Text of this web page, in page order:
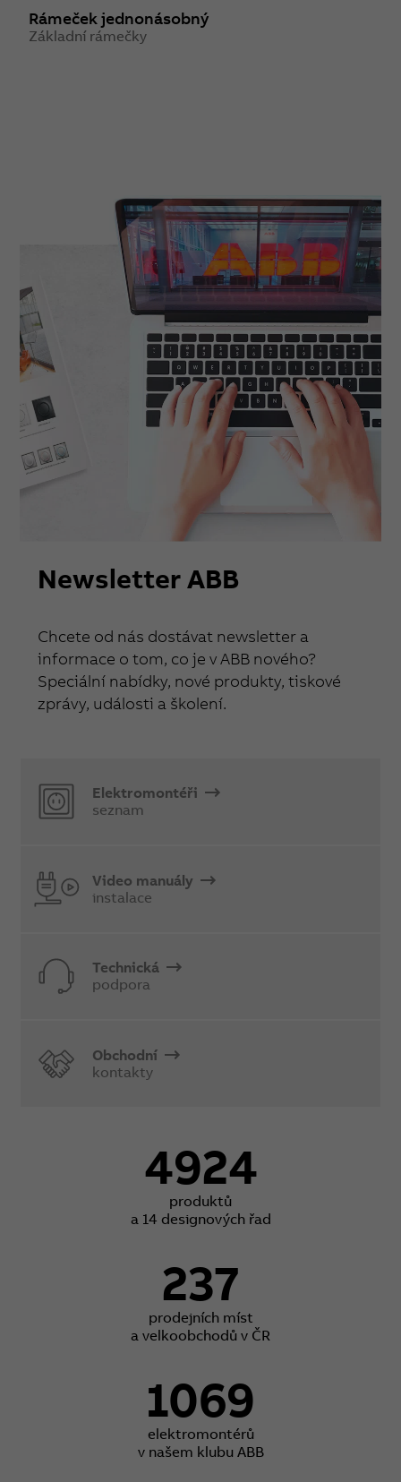
Rámeček jednonásobný
Základní rámečky
Newsletter ABB
Chcete od nás dostávat newsletter a
informace o tom, co je v ABB nového?
Speciální nabídky, nové produkty, tiskové
zprávy, události a školení.
Elektromontéři
seznam
Video manuály
instalace
Technická
podpora
Obchodní
kontakty
4924
produktů
a 14 designových řad
237
prodejních míst
a velkoobchodů v ČR
1069
elektromontérů
v našem klubu ABB